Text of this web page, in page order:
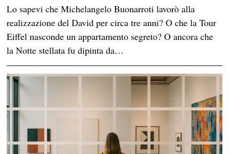
Lo sapevi che Michelangelo Buonarroti lavorò alla
realizzazione del David per circa tre anni? O che la Tour
Eiffel nasconde un appartamento segreto? O ancora che
la Notte stellata fu dipinta da…